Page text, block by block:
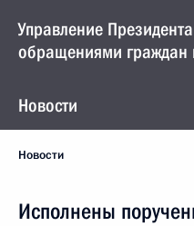
Управление
обращениями граждан
Новости
Новости
Исполнены